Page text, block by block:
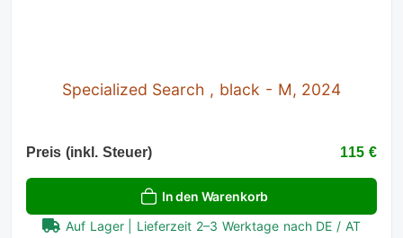
Specialized Search , black - M, 2024
Preis (inkl. Steuer) 115 €
In den Warenkorb
Auf Lager | Lieferzeit 2–3 Werktage nach DE / AT